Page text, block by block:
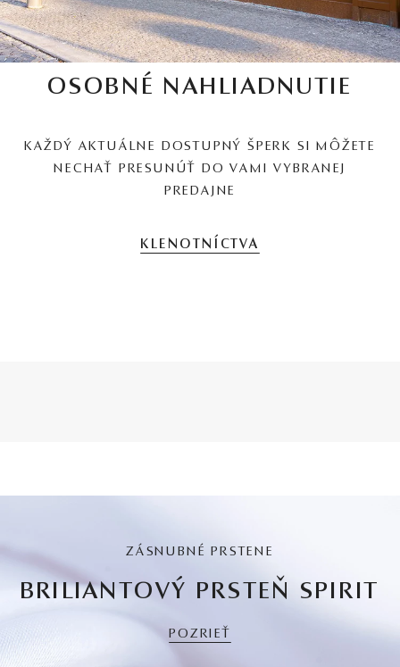
OSOBNÉ NAHLIADNUTIE
KAŽDÝ AKTUÁLNE DOSTUPNÝ ŠPERK SI MÔŽETE
NECHAŤ PRESUNÚŤ DO VAMI VYBRANEJ
PREDAJNE
KLENOTNÍCTVA
ZÁSNUBNÉ PRSTENE
BRILIANTOVÝ PRSTEŇ SPIRIT
POZRIEŤ